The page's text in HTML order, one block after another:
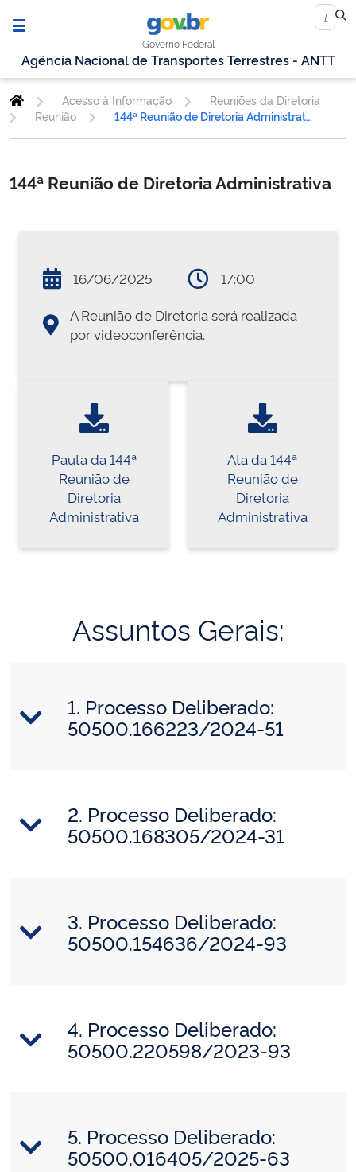
Governo Federal
Agência Nacional de Transportes Terrestres - ANTT
Acesso à Informação
Reuniões da Diretoria
Reunião
144ª Reunião de Diretoria Administrativa
144ª Reunião de Diretoria Administrativa
16/06/2025
17:00
A Reunião de Diretoria será realizada
por videoconferência.
Pauta da 144ª
Reunião de
Diretoria
Administrativa
Ata da 144ª
Reunião de
Diretoria
Administrativa
Assuntos Gerais:
1. Processo Deliberado:
50500.166223/2024-51
2. Processo Deliberado:
50500.168305/2024-31
3. Processo Deliberado:
50500.154636/2024-93
4. Processo Deliberado:
50500.220598/2023-93
5. Processo Deliberado:
50500.016405/2025-63